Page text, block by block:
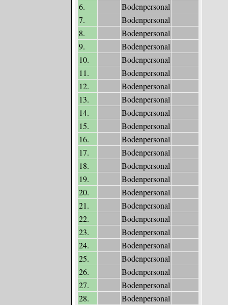
6.
Bodenpersonal
7.
Bodenpersonal
8.
Bodenpersonal
9.
Bodenpersonal
10.
Bodenpersonal
11.
Bodenpersonal
12.
Bodenpersonal
13.
Bodenpersonal
14.
Bodenpersonal
15.
Bodenpersonal
16.
Bodenpersonal
17.
Bodenpersonal
18.
Bodenpersonal
19.
Bodenpersonal
20.
Bodenpersonal
21.
Bodenpersonal
22.
Bodenpersonal
23.
Bodenpersonal
24.
Bodenpersonal
25.
Bodenpersonal
26.
Bodenpersonal
27.
Bodenpersonal
28.
Bodenpersonal